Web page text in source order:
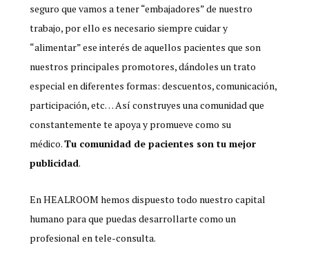
seguro que vamos a tener “embajadores” de nuestro
trabajo, por ello es necesario siempre cuidar y
“alimentar” ese interés de aquellos pacientes que son
nuestros principales promotores, dándoles un trato
especial en diferentes formas: descuentos, comunicación,
participación, etc… Así construyes una comunidad que
constantemente te apoya y promueve como su
médico.Tu comunidad de pacientes son tu mejor
publicidad.
En HEALROOM hemos dispuesto todo nuestro capital
humano para que puedas desarrollarte como un
profesional en tele-consulta.